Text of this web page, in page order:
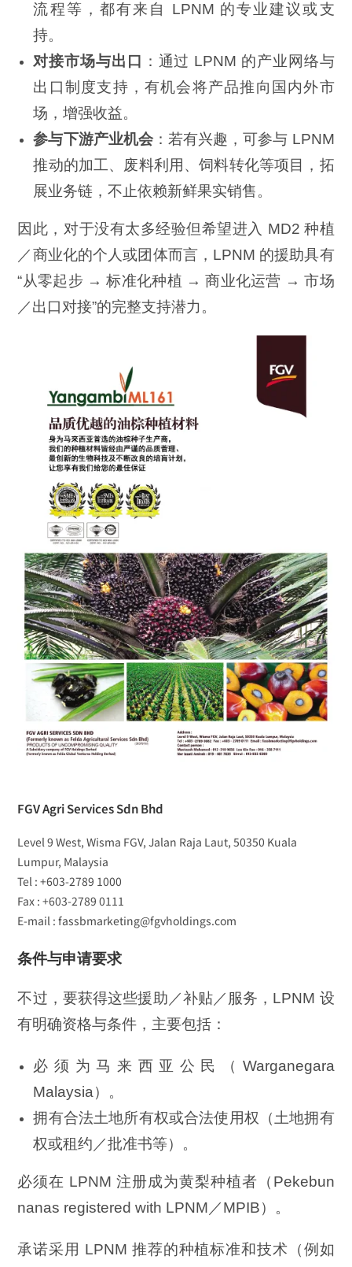
流程等，都有来自 LPNM 的专业建议或支
持。
对接市场与出口
：通过 LPNM 的产业网络与
出口制度支持，有机会将产品推向国内外市
场，增强收益。
参与下游产业机会：若有兴趣，可参与 LPNM
推动的加工、废料利用、饲料转化等项目，拓
展业务链，不止依赖新鲜果实销售。
因此，对于没有太多经验但希望进入 MD2 种植
／商业化的个人或团体而言，LPNM 的援助具有
“从零起步 → 标准化种植 → 商业化运营 → 市场
／出口对接”的完整支持潜力。
FGV Agri Services Sdn Bhd
Level 9 West, Wisma FGV, Jalan Raja Laut, 50350 Kuala
Lumpur, Malaysia
Tel : +603-2789 1000
Fax : +603-2789 0111
E-mail : fassbmarketing@fgvholdings.com
条件与申请要求
不过，要获得这些援助／补贴／服务，LPNM 设
有明确资格与条件，主要包括：
必须为马来西亚公民（Warganegara
Malaysia）。
拥有合法土地所有权或合法使用权（土地拥有
权或租约／批准书等）。
必须在 LPNM 注册成为黄梨种植者（Pekebun
nanas registered with LPNM／MPIB）。
承诺采用 LPNM 推荐的种植标准和技术（例如